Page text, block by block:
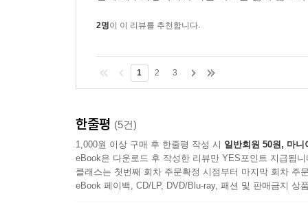
2명이 이 리뷰를 추천합니다.
1 2 3
한줄평 (5건)
1,000원 이상 구매 후 한줄평 작성 시 일반회원 50원, 마니
eBook은 다운로드 후 작성한 리뷰만 YES포인트 지급됩니
클래스는 첫번째 회차 주문확정 시점부터 마지막 회차 주
eBook 페이백, CD/LP, DVD/Blu-ray, 패션 및 판매금지 상